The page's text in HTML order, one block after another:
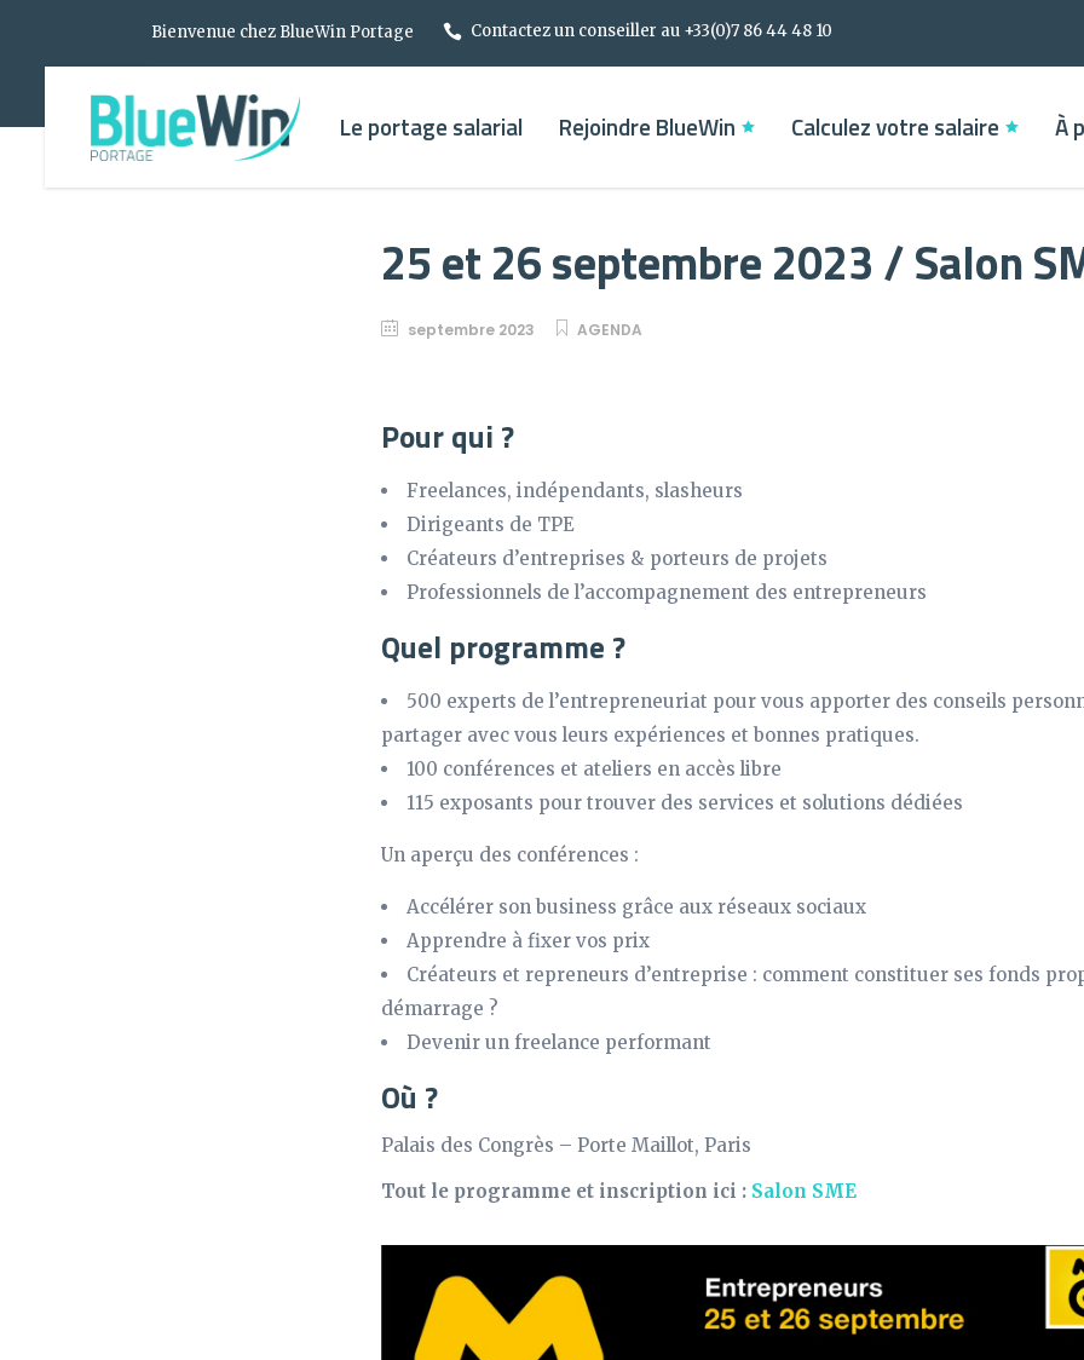
Bienvenue chez BlueWin Portage Contactez un conseiller au +33(0)7 86 44 48 10
Le portage salarial Rejoindre BlueWin Calculez votre salaire À
25 et 26 septembre 2023 / Salon
septembre 2023 AGENDA
Pour qui ?
Freelances, indépendants, slasheurs
Dirigeants de TPE
Créateurs d’entreprises & porteurs de projets
Professionnels de l’accompagnement des entrepreneurs
Quel programme ?
500 experts de l’entrepreneuriat pour vous apporter des conseils
partager avec vous leurs expériences et bonnes pratiques.
100 conférences et ateliers en accès libre
115 exposants pour trouver des services et solutions dédiées
Un aperçu des conférences :
Accélérer son business grâce aux réseaux sociaux
Apprendre à fixer vos prix
Créateurs et repreneurs d’entreprise : comment constituer ses fonds
démarrage ?
Devenir un freelance performant
Où ?
Palais des Congrès – Porte Maillot, Paris
Tout le programme et inscription ici : Salon SME